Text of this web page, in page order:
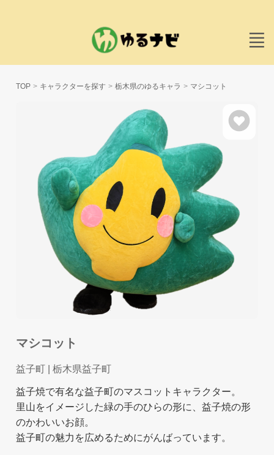
TOP キャラクターを探す 栃木県のゆるキャラ マシコット
マシコット
益子町 | 栃木県益子町
益子焼で有名な益子町のマスコットキャラクター。
里山をイメージした緑の手のひらの形に、益子焼の形
のかわいいお顔。
益子町の魅力を広めるためにがんばっています。